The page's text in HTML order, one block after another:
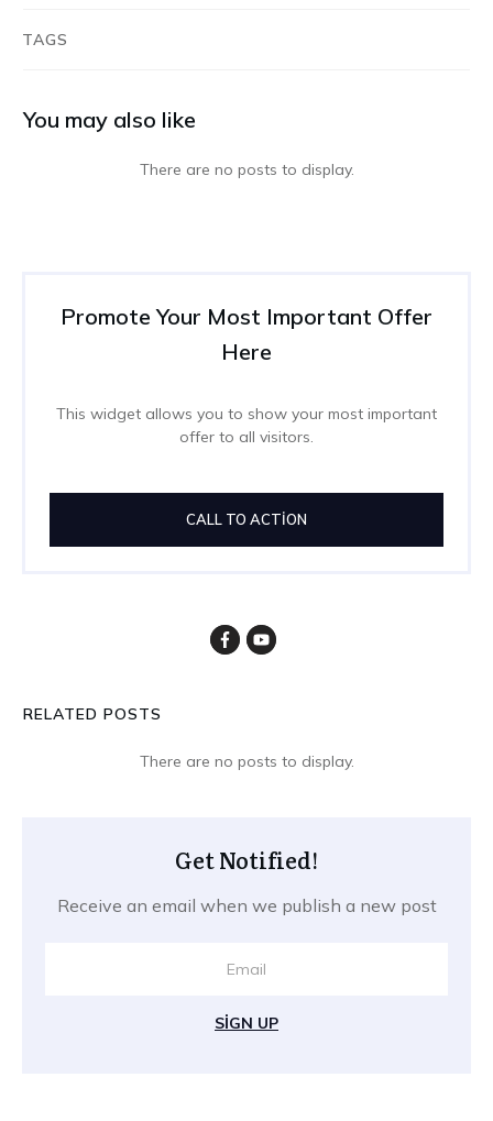
TAGS
You may also like
Promote Your Most Important Offer
Here
This widget allows you to show your most important
offer to all visitors.
CALL TO ACTION
RELATED POSTS
Get Notified!
Receive an email when we publish a new post
SIGN UP